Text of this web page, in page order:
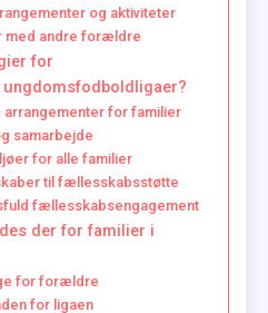
og aktiviteter
med andre forældre
for
arrangementer for familier
samarbejde
for alle familier
til fællesskabsstøtte
fællesskabsengagement
der for familier i
for forældre
for ligaen